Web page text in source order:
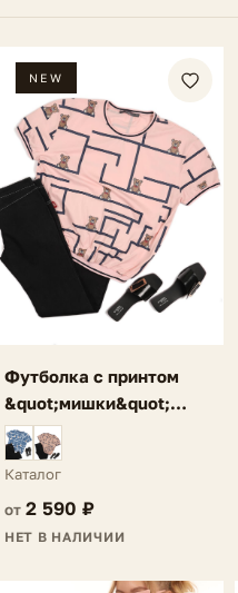
NEW
Футболка с принтом
&quot;мишки&quot;
розовая Lebia
Каталог
от 2 590 ₽
НЕТ В НАЛИЧИИ